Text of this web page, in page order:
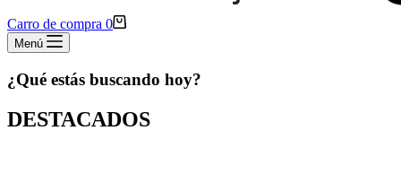
Carro de compra 0
Menú
¿Qué estás buscando hoy?
DESTACADOS